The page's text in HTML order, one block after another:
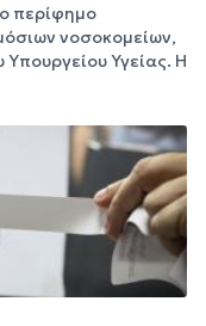
περίφημο
νοσοκομείων,
Υγείας. Η